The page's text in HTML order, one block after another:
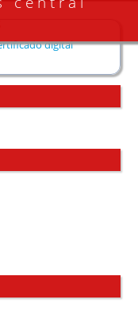
digital